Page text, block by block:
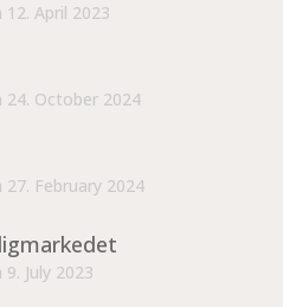
12. April 2023
24. October 2024
27. February 2024
9. July 2023